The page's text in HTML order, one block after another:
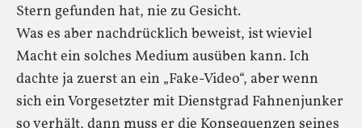
Stern gefunden hat, nie zu Gesicht.
Was es aber nachdrücklich beweist, ist wieviel
Macht ein solches Medium ausüben kann. Ich
dachte ja zuerst an ein „Fake-Video“, aber wenn
sich ein Vorgesetzter mit Dienstgrad Fahnenjunker